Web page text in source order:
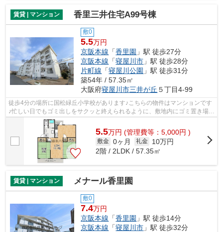
賃貸 | マンション 香里三井住宅A99号棟
敷0
5.5万円
京阪本線 「香里園 」駅 徒歩27分
京阪本線 「寝屋川市 」駅 徒歩28分
片町線 「寝屋川公園 」駅 徒歩31分
築54年 / 57.35㎡
大阪府寝屋川市三井が丘 ５丁目4-99
徒歩4分の場所に国松緑丘小学校があります♪こちらの物件はマンションです
♪忙しい日でもゴミ出しをサクッと終えられるように、敷地内にゴミ置き場を
設置しています♪ご利用可能な駅が2つ...
5.5万円 (管理費等：5,000円 )
敷金 0ヶ月 礼金
10万円
2階 / 2LDK / 57.35㎡
賃貸 | マンション メナール香里園
敷0
7.4万円
京阪本線 「香里園 」駅 徒歩14分
京阪本線 「寝屋川市 」駅 徒歩32分